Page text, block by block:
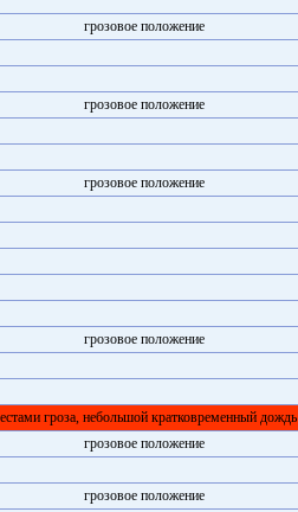
грозовое положение
грозовое положение
грозовое положение
грозовое положение
гроза, небольшой кратковременный дождь
грозовое положение
грозовое положение